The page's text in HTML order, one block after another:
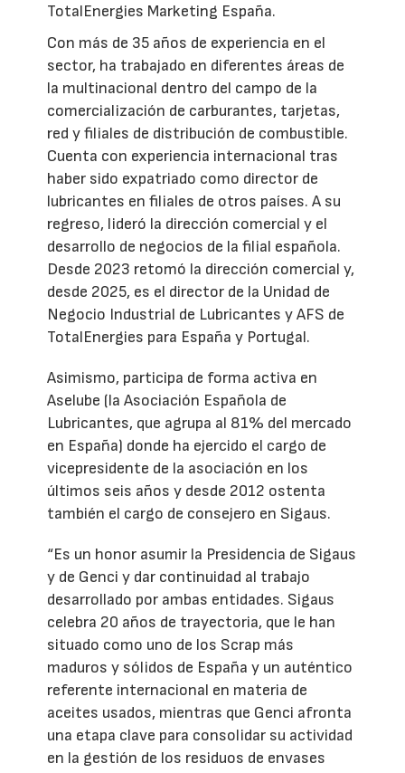
TotalEnergies Marketing España.
Con más de 35 años de experiencia en el
sector, ha trabajado en diferentes áreas de
la multinacional dentro del campo de la
comercialización de carburantes, tarjetas,
red y filiales de distribución de combustible.
Cuenta con experiencia internacional tras
haber sido expatriado como director de
lubricantes en filiales de otros países. A su
regreso, lideró la dirección comercial y el
desarrollo de negocios de la filial española.
Desde 2023 retomó la dirección comercial y,
desde 2025, es el director de la Unidad de
Negocio Industrial de Lubricantes y AFS de
TotalEnergies para España y Portugal.
Asimismo, participa de forma activa en
Aselube (la Asociación Española de
Lubricantes, que agrupa al 81% del mercado
en España) donde ha ejercido el cargo de
vicepresidente de la asociación en los
últimos seis años y desde 2012 ostenta
también el cargo de consejero en Sigaus.
“Es un honor asumir la Presidencia de Sigaus
y de Genci y dar continuidad al trabajo
desarrollado por ambas entidades. Sigaus
celebra 20 años de trayectoria, que le han
situado como uno de los Scrap más
maduros y sólidos de España y un auténtico
referente internacional en materia de
aceites usados, mientras que Genci afronta
una etapa clave para consolidar su actividad
en la gestión de los residuos de envases